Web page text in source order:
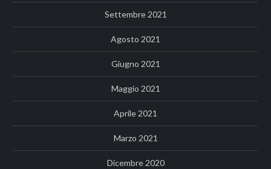
Settembre 2021
Agosto 2021
Giugno 2021
Maggio 2021
Aprile 2021
Marzo 2021
Dicembre 2020